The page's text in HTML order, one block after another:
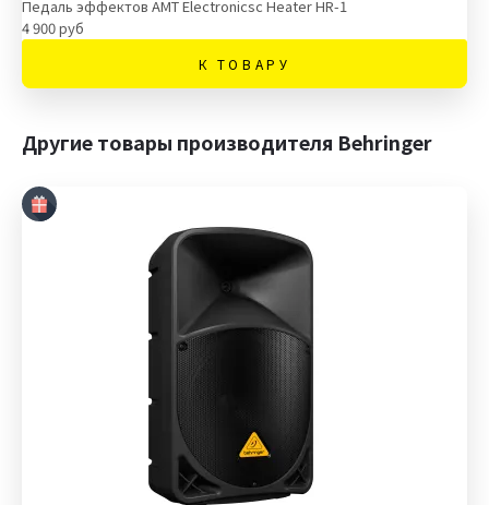
Педаль эффектов AMT Electronicsc Heater HR-1
4 900 руб
К ТОВАРУ
Другие товары производителя Behringer